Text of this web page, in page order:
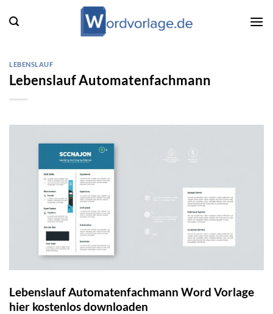
Inhalt
LEBENSLAUF
Lebenslauf Automatenfachmann
Lebenslauf Automatenfachmann Word Vorlage
hier kostenlos downloaden